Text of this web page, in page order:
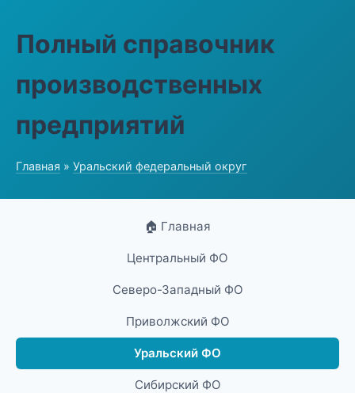
Полный справочник
производственных
предприятий
Главная » Уральский федеральный округ
🏠 Главная
Центральный ФО
Северо-Западный ФО
Приволжский ФО
Уральский ФО
Сибирский ФО